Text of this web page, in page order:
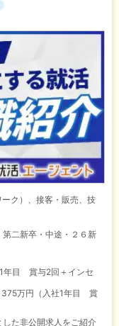
ク）、接客・販売、技
二新卒・中途・２６新
目 賞与2回＋インセ
万円（入社1年目 賞
た非公開求人をご紹介